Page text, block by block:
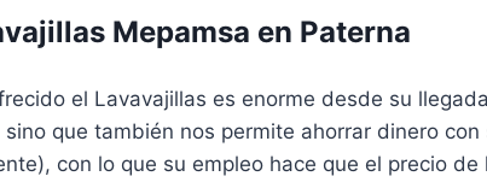
Mepamsa en Paterna
el Lavavajillas es enorme desde su
que también nos permite ahorrar dinero
con lo que su empleo hace que el precio